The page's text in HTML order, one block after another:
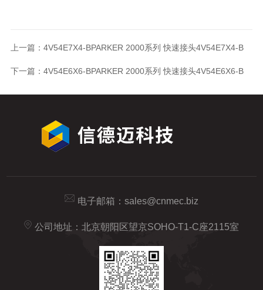
上一篇： 4V54E7X4-BPARKER 2000系列 快速接头4V54E7X4-B
下一篇： 4V54E6X6-BPARKER 2000系列 快速接头4V54E6X6-B
电子邮箱： sales@cnmec.biz
公司地址：北京朝阳区望京SOHO-T1-C座2115室